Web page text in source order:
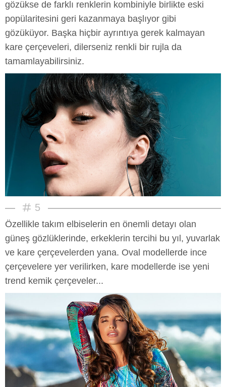
gözükse de farklı renklerin kombiniyle birlikte eski
popülaritesini geri kazanmaya başlıyor gibi
gözüküyor. Başka hiçbir ayrıntıya gerek kalmayan
kare çerçeveleri, dilerseniz renkli bir rujla da
tamamlayabilirsiniz.
5
Özellikle takım elbiselerin en önemli detayı olan
güneş gözlüklerinde, erkeklerin tercihi bu yıl, yuvarlak
ve kare çerçevelerden yana. Oval modellerde ince
çerçevelere yer verilirken, kare modellerde ise yeni
trend kemik çerçeveler...